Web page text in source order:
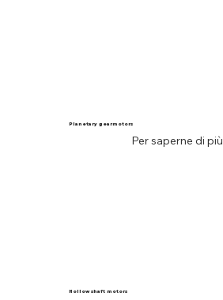
Planetary gearmotors
Per saperne di più
Hollow shaft motors